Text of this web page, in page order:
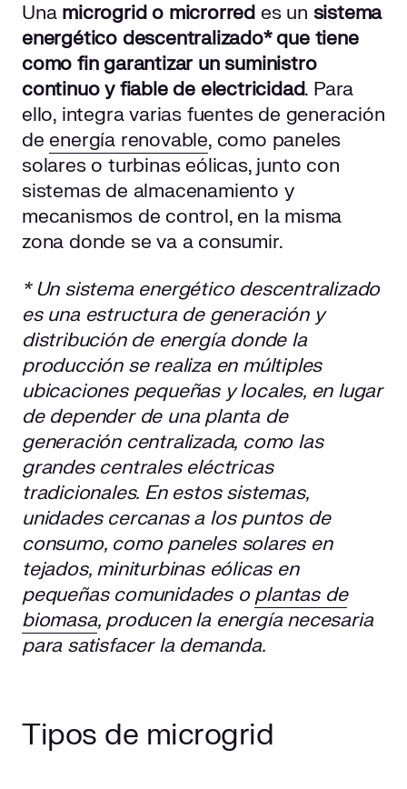
Una microgrid o microrred es un sistema
energético descentralizado* que tiene
como fin garantizar un suministro
continuo y fiable de electricidad. Para
ello, integra varias fuentes de generación
de energía renovable, como paneles
solares o turbinas eólicas, junto con
sistemas de almacenamiento y
mecanismos de control, en la misma
zona donde se va a consumir.
* Un sistema energético descentralizado
es una estructura de generación y
distribución de energía donde la
producción se realiza en múltiples
ubicaciones pequeñas y locales, en lugar
de depender de una planta de
generación centralizada, como las
grandes centrales eléctricas
tradicionales. En estos sistemas,
unidades cercanas a los puntos de
consumo, como paneles solares en
tejados, miniturbinas eólicas en
pequeñas comunidades oplantas de
biomasa, producen la energía necesaria
para satisfacer la demanda.
Tipos de microgrid